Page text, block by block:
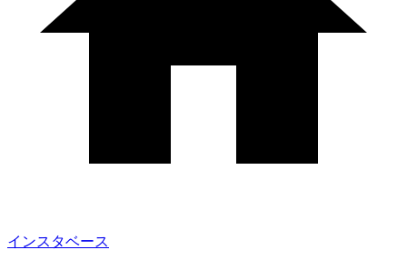
インスタベース